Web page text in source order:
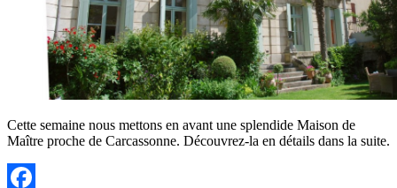
Cette semaine nous mettons en avant une splendide Maison de
Maître proche de Carcassonne. Découvrez-la en détails dans la suite.